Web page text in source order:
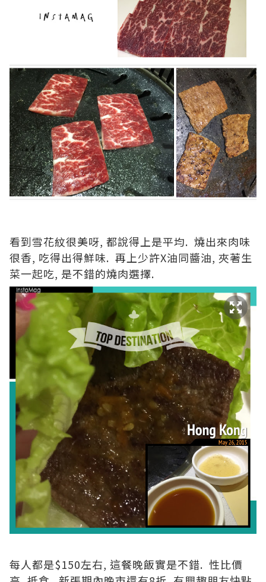
看到雪花紋很美呀, 都說得上是平均. 燒出來肉味
很香, 吃得出得鮮味. 再上少許X油同醬油, 夾著生
菜一起吃, 是不錯的燒肉選擇.
每人都是$150左右, 這餐晚飯實是不錯. 性比價